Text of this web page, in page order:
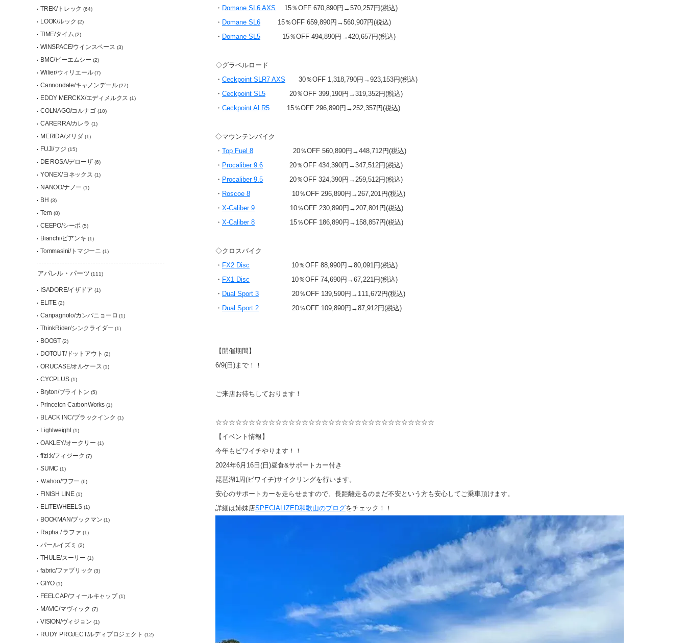
・ Domane SL6 AXS 15％OFF 670,890円→570,257円(税込)
・ Domane SL6 15％OFF 659,890円→560,907円(税込)
・ Domane SL5 15％OFF 494,890円→420,657円(税込)
◇グラベルロード
・ Ceckpoint SLR7 AXS 30％OFF 1,318,790円→923,153円(税込)
・ Ceckpoint SL5 20％OFF 399,190円→319,352円(税込)
・ Ceckpoint ALR5 15％OFF 296,890円→252,357円(税込)
◇マウンテンバイク
・ Top Fuel 8 20％OFF 560,890円→448,712円(税込)
・ Procaliber 9.6 20％OFF 434,390円→347,512円(税込)
・ Procaliber 9.5 20％OFF 324,390円→259,512円(税込)
・ Roscoe 8 10％OFF 296,890円→267,201円(税込)
・ X-Caliber 9 10％OFF 230,890円→207,801円(税込)
・ X-Caliber 8 15％OFF 186,890円→158,857円(税込)
◇クロスバイク
・ FX2 Disc 10％OFF 88,990円→80,091円(税込)
・ FX1 Disc 10％OFF 74,690円→67,221円(税込)
・ Dual Sport 3 20％OFF 139,590円→111,672円(税込)
・ Dual Sport 2 20％OFF 109,890円→87,912円(税込)
【開催期間】
6/9(日)まで！！
ご来店お待ちしております！
☆☆☆☆☆☆☆☆☆☆☆☆☆☆☆☆☆☆☆☆☆☆☆☆☆☆☆☆☆☆☆☆☆
【イベント情報】
今年もビワイチやります！！
2024年6月16日(日)昼食&サポートカー付き
琵琶湖1周(ビワイチ)サイクリングを行います。
安心のサポートカーを走らせますので、長距離走るのまだ不安という方も安心してご乗車頂けます。
詳細は姉妹店SPECIALIZED和歌山のブログをチェック！！
TREK/トレック (64)
LOOK/ルック (2)
TIME/タイム (2)
WINSPACE/ウインスペース (3)
BMC/ビーエムシー (2)
Wilier/ウィリエール(7)
Cannondale/キャノンデール(27)
EDDY MERCKX/エディメルクス (1)
COLNAGO/コルナゴ (10)
CARERRA/カレラ (1)
MERIDA/メリダ (1)
FUJI/フジ (15)
DE ROSA/デローザ (6)
YONEX/ヨネックス (1)
NANOO/ナノー (1)
BH (3)
Tern (8)
CEEPO/シーポ (5)
Bianchi/ビアンキ (1)
Tommasini/トマジーニ (1)
アパレル・パーツ (111)
ISADORE/イザドア (1)
ELITE (2)
Canpagnolo/カンパニョーロ (1)
ThinkRider/シンクライダー (1)
BOOST (2)
DOTOUT/ドットアウト (2)
ORUCASE/オルケース (1)
CYCPLUS(1)
Bryton/ブライトン (5)
Princeton CarbonWorks(1)
BLACK INC/ブラックインク (1)
Lightweight(1)
OAKLEY/オークリー (1)
fi'zi:k/フィジーク (7)
SUMC (1)
Ｗahoo/ワフー (6)
FINISH LINE (1)
ELITEWHEELS(1)
BOOKMAN/ブックマン (1)
Rapha / ラファ (1)
パールイズミ (2)
THULE/スーリー (1)
fabric/ファブリック (3)
GIYO (1)
FEELCAP/フィールキャップ(1)
MAVIC/マヴィック (7)
VISION/ヴィジョン (1)
RUDY PROJECT/ルディプロジェクト (12)